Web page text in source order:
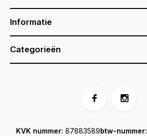
Informatie
Categorieën
KVK nummer: 87883589btw-nummer: